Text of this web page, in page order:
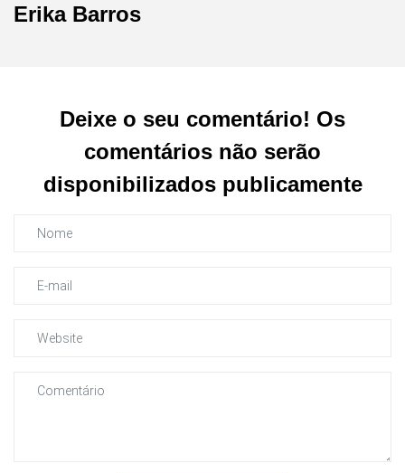
Erika Barros
Deixe o seu comentário! Os
comentários não serão
disponibilizados publicamente